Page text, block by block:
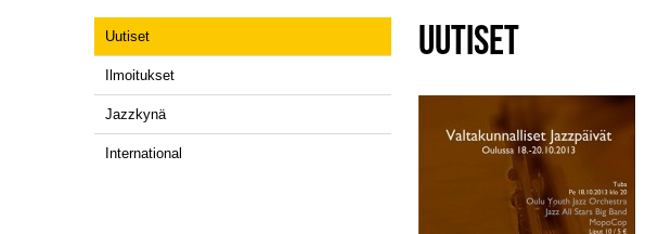
Uutiset
Ilmoitukset
Jazzkynä
International
UUTISET